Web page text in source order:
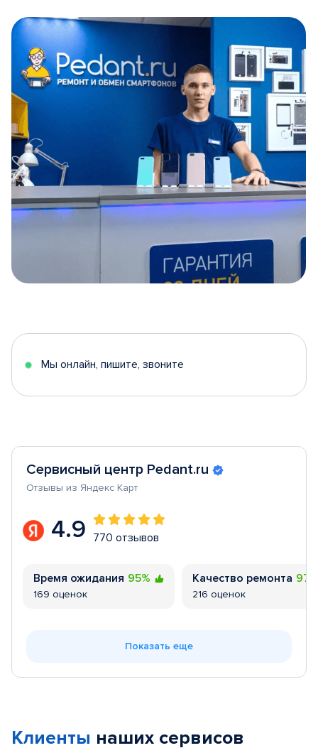
5
Мы онлайн, пишите, звоните
Сервисный центр Pedant.ru
Отзывы из Яндекс Карт
4.9 770 отзывов
Время ожидания 95%
169 оценок
Качество ремонта
216 оценок
Показать еще
Клиенты наших сервисов